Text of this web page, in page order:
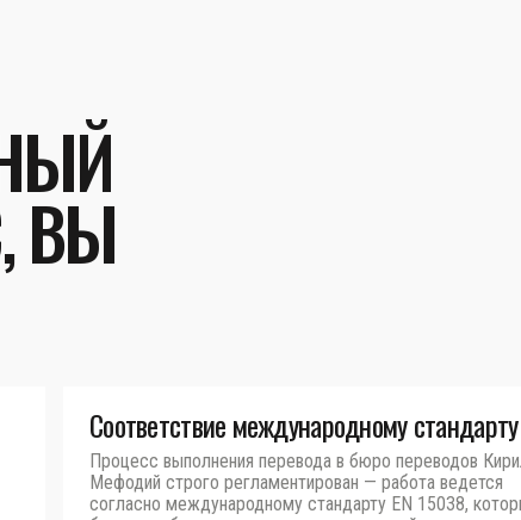
ВЫ
Соответствие международному стандарту
Процесс выполнения перевода в бюро переводов
Мефодий строго регламентирован — работа ведется
согласно международному стандарту EN 15038,